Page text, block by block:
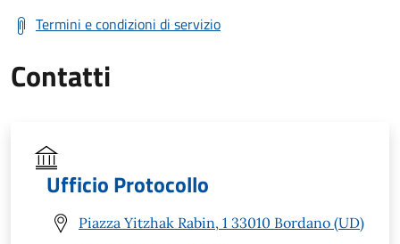
Termini e condizioni di servizio
Contatti
Ufficio Protocollo
Piazza Yitzhak Rabin, 1 33010 Bordano (UD)